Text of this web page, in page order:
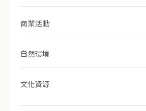
商業活動
自然環境
文化資源